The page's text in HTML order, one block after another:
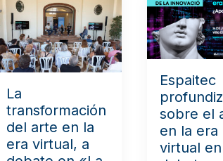
La
transformación
del arte en la
era virtual, a
Espaitec
sobre el
en la era
virtual